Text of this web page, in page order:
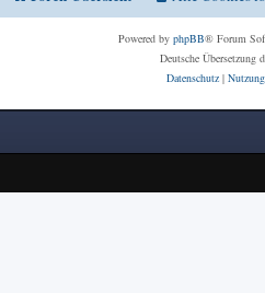
Powered by phpBB® Forum
Deutsche Übersetzung
Datenschutz|